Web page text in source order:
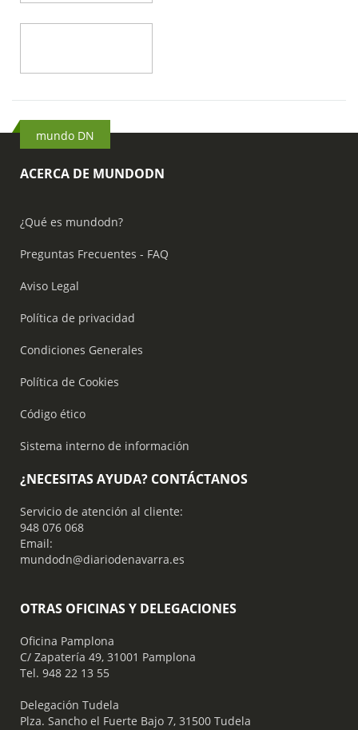
mundo DN
ACERCA DE MUNDODN
¿Qué es mundodn?
Preguntas Frecuentes - FAQ
Aviso Legal
Política de privacidad
Condiciones Generales
Política de Cookies
Código ético
Sistema interno de información
¿NECESITAS AYUDA? CONTÁCTANOS
Servicio de atención al cliente:
948 076 068
Email:
mundodn@diariodenavarra.es
OTRAS OFICINAS Y DELEGACIONES
Oficina Pamplona
C/ Zapatería 49, 31001 Pamplona
Tel. 948 22 13 55
​ Delegación Tudela
Plza. Sancho el Fuerte Bajo 7, 31500 Tudela